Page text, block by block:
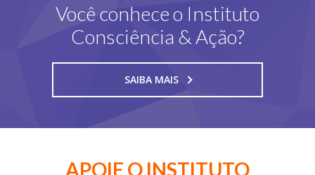
-- GESTÃO SUSTENTÁVEL
Você conhece o Instituto
Consciência & Ação?
SAIBA MAIS
APOIE O INSTITUTO